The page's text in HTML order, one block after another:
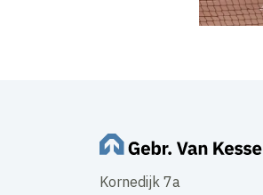
Kornedijk 7a